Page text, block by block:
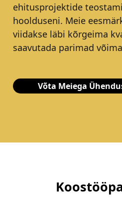
ehitusprojektide
hoolduseni. Meie
viidakse läbi kõrgeima
saavutada parimad
Võta Meiega